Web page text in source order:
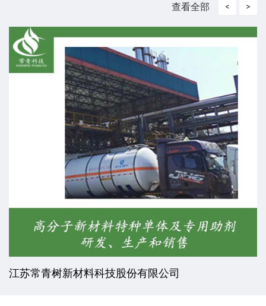
查看全部 <
江苏常青树新材料科技股份有限公司
>